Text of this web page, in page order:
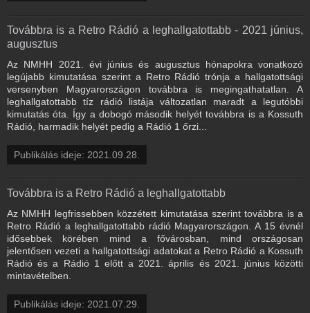
Továbbra is a Retro Rádió a leghallgatottabb - 2021 június,
augusztus
Az NMHH 2021. évi június és augusztus hónapokra vonatkozó
legújabb kimutatása szerint a Retro Rádió trónja a hallgatottsági
versenyben Magyarországon továbbra is megingathatatlan. A
leghallgatottabb tíz rádió listája változatlan maradt a legutóbbi
kimutatás óta. Így a dobogó második helyét továbbra is a Kossuth
Rádió, harmadik helyét pedig a Rádió 1 őrzi...
Publikálás ideje: 2021.09.28.
Továbbra is a Retro Rádió a leghallgatottabb
Az NMHH legfrissebben közzétett kimutatása szerint továbbra is a
Retro Rádió a leghallgatottabb rádió Magyarországon. A 15 évnél
idősebbek körében mind a fővárosban, mind országosan
jelentősen vezeti a hallgatottsági adatokat a Retro Rádió a Kossuth
Rádió és a Rádió 1 előtt a 2021. április és 2021. június közötti
mintavételben.
Publikálás ideje: 2021.07.29.